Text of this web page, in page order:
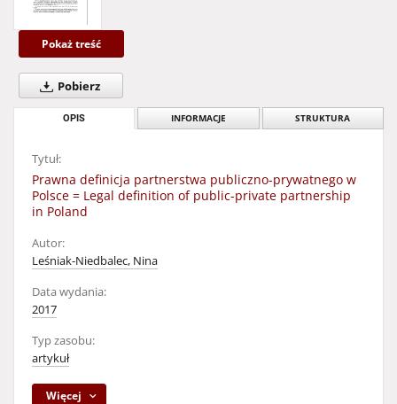
Pokaż treść
Pobierz
OPIS INFORMACJE STRUKTURA
Tytuł:
Prawna definicja partnerstwa publiczno-prywatnego w
Polsce = Legal definition of public-private partnership
in Poland
Autor:
Leśniak-Niedbalec, Nina
Data wydania:
2017
Typ zasobu:
artykuł
Więcej